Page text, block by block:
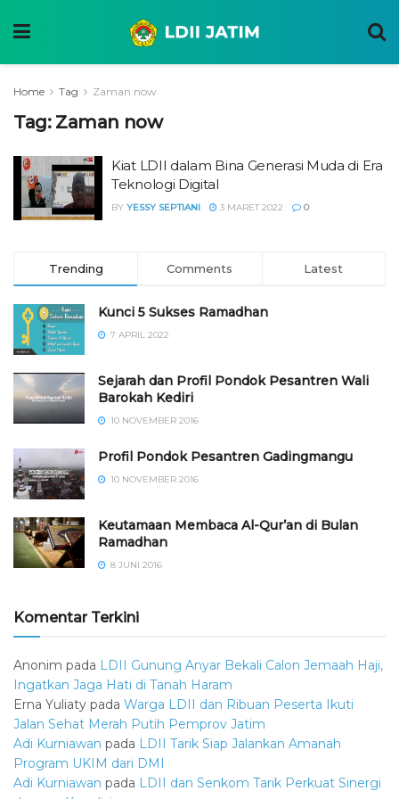
Home Tag Zaman now
Tag: Zaman now
Kiat LDII dalam Bina Generasi Muda di Era
Teknologi Digital
BY YESSY SEPTIANI 3 MARET 2022 0
Trending Comments Latest
Kunci 5 Sukses Ramadhan
7 APRIL 2022
Sejarah dan Profil Pondok Pesantren Wali
Barokah Kediri
10 NOVEMBER 2016
⁠⁠⁠Profil Pondok Pesantren Gadingmangu
10 NOVEMBER 2016
Keutamaan Membaca Al-Qur’an di Bulan
Ramadhan
8 JUNI 2016
Komentar Terkini
Anonim pada LDII Gunung Anyar Bekali Calon Jemaah Haji,
Ingatkan Jaga Hati di Tanah Haram
Erna Yuliaty pada Warga LDII dan Ribuan Peserta Ikuti
Jalan Sehat Merah Putih Pemprov Jatim
Adi Kurniawan pada LDII Tarik Siap Jalankan Amanah
Program UKIM dari DMI
Adi Kurniawan pada LDII dan Senkom Tarik Perkuat Sinergi